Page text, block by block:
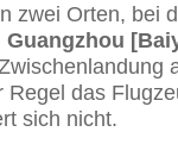
zwei Orten, bei
Guangzhou
das
sich nicht.